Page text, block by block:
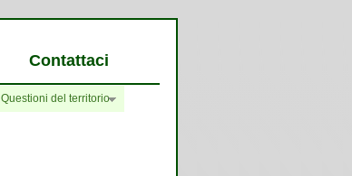
Contattaci
Questioni del territorio